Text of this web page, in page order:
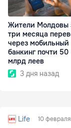
Жители Молдовы
три месяца
через мобильный
банкинг почти 50
млрд леев
3 дня назад
Life 10